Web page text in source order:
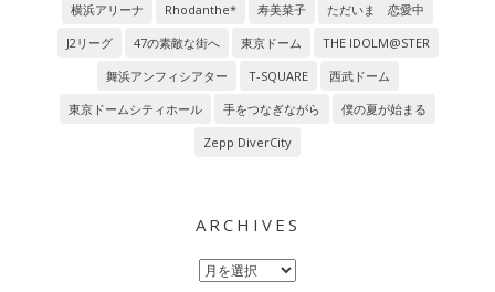
横浜アリーナ
Rhodanthe* 寿美菜子
ただいま 恋愛中
J2リーグ
47の素敵な街へ 東京ドーム
THE IDOLM@STER
舞浜アンフィシアター
T-SQUARE
西武ドーム
東京ドームシティホール
手をつなぎながら
僕の夏が始まる
Zepp DiverCity
ARCHIVES
Archives